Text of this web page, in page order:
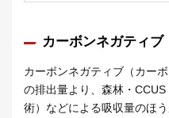
カーボンネガティブ
カーボンネガティブ（カー
の排出量より、森林・
術）などによる吸収量のほ